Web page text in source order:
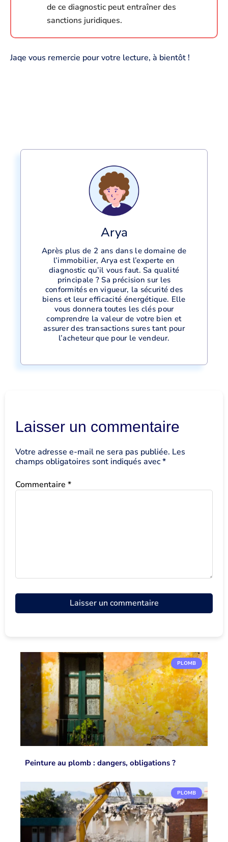
de ce diagnostic peut entraîner des
sanctions juridiques.
Jaqe vous remercie pour votre lecture, à bientôt !
Arya
Après plus de 2 ans dans le domaine de
l’immobilier, Arya est l’experte en
diagnostic qu’il vous faut. Sa qualité
principale ? Sa précision sur les
conformités en vigueur, la sécurité des
biens et leur efficacité énergétique. Elle
vous donnera toutes les clés pour
comprendre la valeur de votre bien et
assurer des transactions sures tant pour
l’acheteur que pour le vendeur.
Laisser un commentaire
Votre adresse e-mail ne sera pas publiée. Les
champs obligatoires sont indiqués avec*
Commentaire *
PLOMB
Peinture au plomb : dangers, obligations ?
PLOMB